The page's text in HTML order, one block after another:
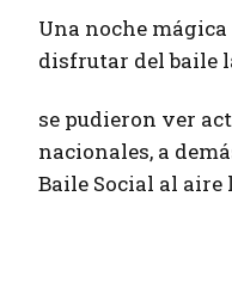
Una noche
disfrutar del baile
se pudieron ver
nacionales, a
Baile Social al aire